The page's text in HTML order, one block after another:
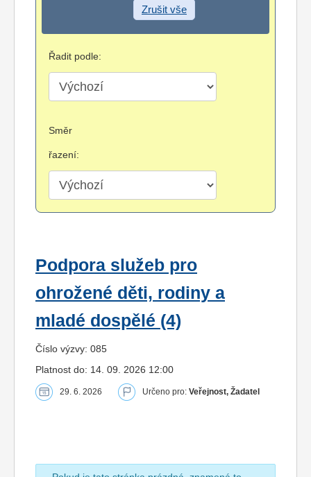
Zrušit vše
Řadit podle:
Směr
řazení:
Podpora služeb pro
ohrožené děti, rodiny a
mladé dospělé (4)
Číslo výzvy: 085
Platnost do: 14. 09. 2026 12:00
29. 6. 2026 Určeno pro: Veřejnost, Žadatel